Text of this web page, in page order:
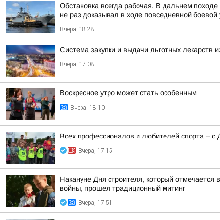
Обстановка всегда рабочая. В дальнем
не раз доказывал в ходе повседневной боевой
Вчера, 18:28
Система закупки и выдачи льготных лекарств
Вчера, 17:08
Воскресное утро может стать особенным
Вчера, 18:10
Всех профессионалов и любителей спорта – с
Вчера, 17:15
Накануне Дня строителя, который отмечается
войны, прошел традиционный митинг
Вчера, 17:51